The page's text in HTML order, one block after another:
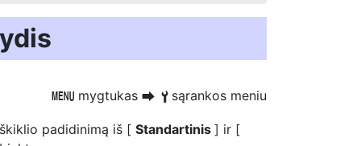
G mygtukas U B sąrankos meniu
padidinimą iš [ Standartinis ] ir [